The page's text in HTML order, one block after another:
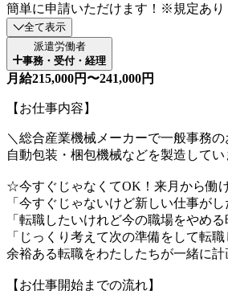
簡単に申請いただけます！※規定あり
全て表示
派遣労働者
事務・受付・経理
月給215,000円〜241,000円
【お仕事内容】
＼総合産業機械メーカーで一般事務の
自動包装・梱包機械などを製造してい
☆今すぐじゃなくてOK！来月から働
「今すぐじゃないけど新しい仕事がし
「転職したいけれど今の職場をやめ
「じっくり考えて次の準備をして転職
余裕ある転職をわたしたちが一緒に計
【お仕事開始までの流れ】